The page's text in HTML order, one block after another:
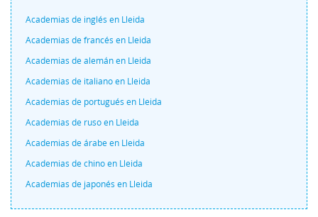
Academias de inglés en Lleida
Academias de francés en Lleida
Academias de alemán en Lleida
Academias de italiano en Lleida
Academias de portugués en Lleida
Academias de ruso en Lleida
Academias de árabe en Lleida
Academias de chino en Lleida
Academias de japonés en Lleida